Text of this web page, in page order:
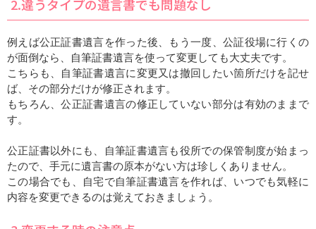
2.違うタイプの遺言書でも問題なし
例えば公正証書遺言を作った後、もう一度、公証役場に行くの
が面倒なら、自筆証書遺言を使って変更しても大丈夫です。
こちらも、自筆証書遺言に変更又は撤回したい箇所だけを記せ
ば、その部分だけが修正されます。
もちろん、公正証書遺言の修正していない部分は有効のままで
す。
公正証書以外にも、自筆証書遺言も役所での保管制度が始まっ
たので、手元に遺言書の原本がない方は珍しくありません。
この場合でも、自宅で自筆証書遺言を作れば、いつでも気軽に
内容を変更できるのは覚えておきましょう。